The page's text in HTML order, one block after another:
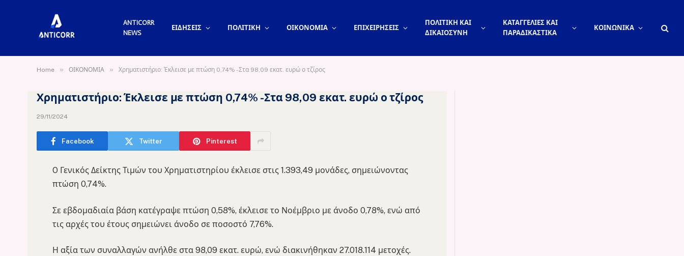
ANTICORR
NEWS
ΕΙΔΗΣΕΙΣ ΠΟΛΙΤΙΚΗ ΟΙΚΟΝΟΜΙΑ ΕΠΙΧΕΙΡΗΣΕΙΣ
ΠΟΛΙΤΙΚΗ ΚΑΙ
ΔΙΚΑΙΟΣΥΝΗ
ΚΑΤΑΓΓΕΛΙΕΣ ΚΑΙ
ΠΑΡΑΔΙΚΑΣΤΙΚΑ
ΚΟΙΝΩΝΙΚΑ
Home » ΟΙΚΟΝΟΜΙΑ » Χρηματιστήριο: Έκλεισε με πτώση 0,74% -Στα 98,09 εκατ. ευρώ ο τζίρος
Χρηματιστήριο: Έκλεισε με πτώση 0,74% -Στα 98,09 εκατ. ευρώ ο τζίρος
29/11/2024
Facebook Twitter Pinterest
O Γενικός Δείκτης Τιμών του Χρηματιστηρίου έκλεισε στις 1.393,49 μονάδες, σημειώνοντας
πτώση 0,74%.
Σε εβδομαδιαία βάση κατέγραψε πτώση 0,58%, έκλεισε το Νοέμβριο με άνοδο 0,78%, ενώ από
τις αρχές του έτους σημειώνει άνοδο σε ποσοστό 7,76%.
Η αξία των συναλλαγών ανήλθε στα 98,09 εκατ. ευρώ, ενώ διακινήθηκαν 27.018.114 μετοχές.